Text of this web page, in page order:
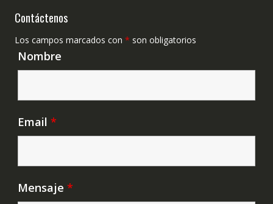
Contáctenos
Los campos marcados con * son obligatorios
Nombre
Email *
Mensaje *